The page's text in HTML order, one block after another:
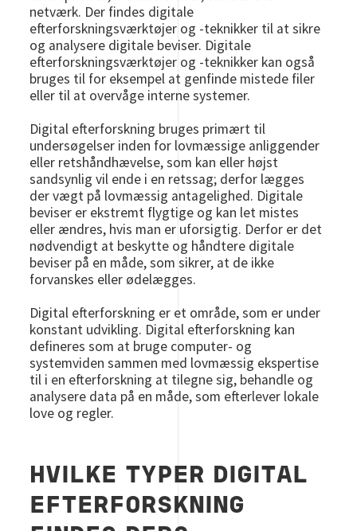
netværk. Der findes digitale
efterforskningsværktøjer og -teknikker til at sikre
og analysere digitale beviser. Digitale
efterforskningsværktøjer og -teknikker kan også
bruges til for eksempel at genfinde mistede filer
eller til at overvåge interne systemer.
Digital efterforskning bruges primært til
undersøgelser inden for lovmæssige anliggender
eller retshåndhævelse, som kan eller højst
sandsynlig vil ende i en retssag; derfor lægges
der vægt på lovmæssig antagelighed. Digitale
beviser er ekstremt flygtige og kan let mistes
eller ændres, hvis man er uforsigtig. Derfor er det
nødvendigt at beskytte og håndtere digitale
beviser på en måde, som sikrer, at de ikke
forvanskes eller ødelægges.
Digital efterforskning er et område, som er under
konstant udvikling. Digital efterforskning kan
defineres som at bruge computer- og
systemviden sammen med lovmæssig ekspertise
til i en efterforskning at tilegne sig, behandle og
analysere data på en måde, som efterlever lokale
love og regler.
HVILKE TYPER DIGITAL
EFTERFORSKNING